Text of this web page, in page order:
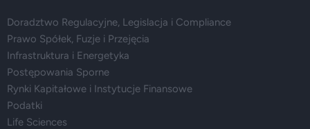
Doradztwo Regulacyjne, Legislacja i Compliance
Prawo Spółek, Fuzje i Przejęcia
Infrastruktura i Energetyka
Postępowania Sporne
Rynki Kapitałowe i Instytucje Finansowe
Podatki
Life Sciences